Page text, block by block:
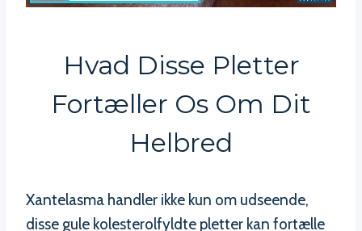
Hvad Disse Pletter
Fortæller Os Om Dit
Helbred
Xantelasma handler ikke kun om udseende,
disse gule kolesterolfyldte pletter kan fortælle